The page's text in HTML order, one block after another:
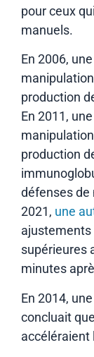
pour ceux
manuels.
En 2006,
production
En 2011,
production
défenses de
2021, une
ajustements
supérieures
minutes
En 2014,
concluait
accéléraient